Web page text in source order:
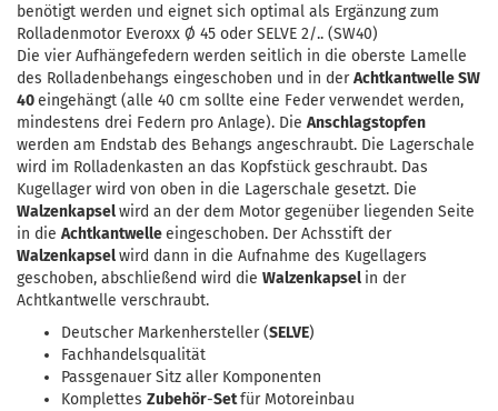
benötigt werden und eignet sich optimal als Ergänzung zum
Rolladenmotor Everoxx Ø 45 oder SELVE 2/.. (SW40)
Die vier Aufhängefedern werden seitlich in die oberste Lamelle
des Rolladenbehangs eingeschoben und in derAchtkantwelle SW
40eingehängt (alle 40 cm sollte eine Feder verwendet werden,
mindestens drei Federn pro Anlage). Die Anschlagstopfen
werden am Endstab des Behangs angeschraubt. Die Lagerschale
wird im Rolladenkasten an das Kopfstück geschraubt. Das
Kugellager wird von oben in die Lagerschale gesetzt. Die
Walzenkapselwird an der dem Motor gegenüber liegenden Seite
in die Achtkantwelleeingeschoben. Der Achsstift der
Walzenkapselwird dann in die Aufnahme des Kugellagers
geschoben, abschließend wird die Walzenkapsel in der
Achtkantwelle verschraubt.
Deutscher Markenhersteller (SELVE)
Fachhandelsqualität
Passgenauer Sitz aller Komponenten
Komplettes Zubehör-Setfür Motoreinbau